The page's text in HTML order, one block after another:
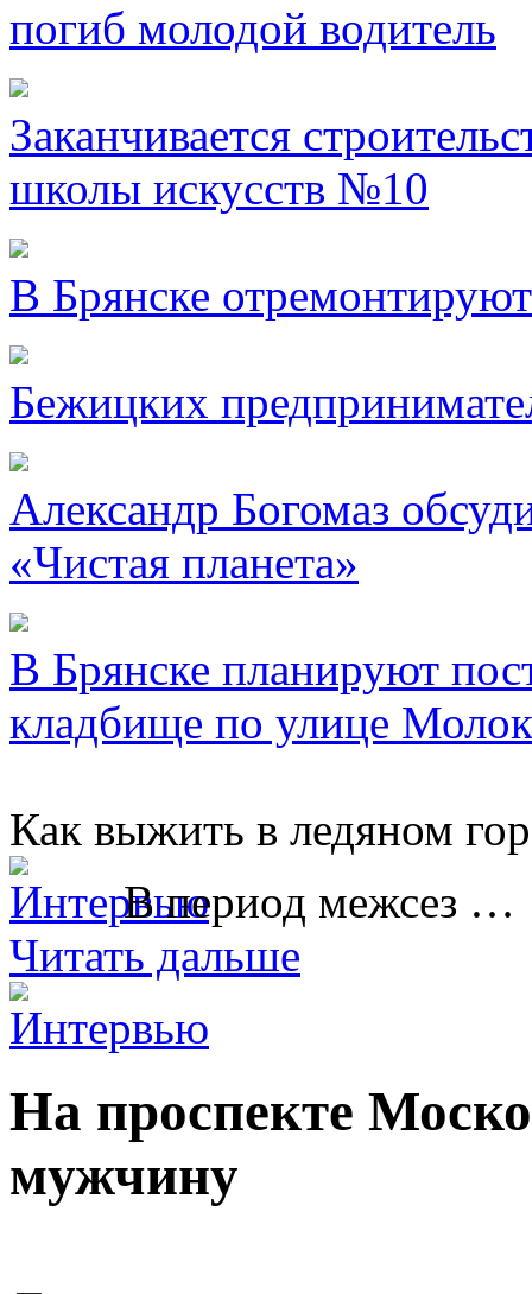
погиб молодой водитель
Заканчивается
школы искусств №10
В Брянске
Бежицких
Александр Богомаз
«Чистая планета»
В Брянске планируют
кладбище по улице
Как выжить в ледяном
В период межсез …
Читать дальше
На проспекте
мужчину